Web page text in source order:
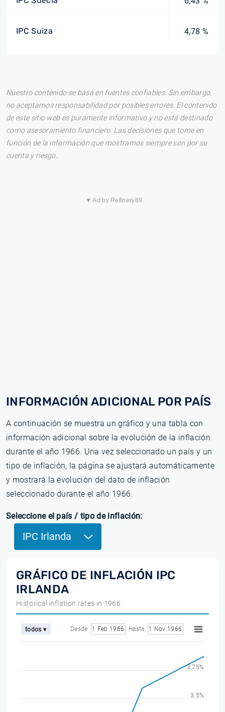
IPC Suiza 4,78 %
Nuestro contenido se basa en fuentes confiables. Sin embargo,
no aceptamos responsabilidad por posibles errores. El contenido
de este sitio web es puramente informativo y no está destinado
como asesoramiento financiero. Las decisiones que tome en
función de la información que mostramos siempre son por su
cuenta y riesgo.
▼ Ad by Refinery89
INFORMACIÓN ADICIONAL POR PAÍS
A continuación se muestra un gráfico y una tabla con
información adicional sobre la evolución de la inflación
durante el año 1966. Una vez seleccionado un país y un
tipo de inflación, la página se ajustará automáticamente
y mostrará la evolución del dato de inflación
seleccionado durante el año 1966.
Seleccione el país / tipo de inflación:
IPC Irlanda
GRÁFICO DE INFLACIÓN IPC
IRLANDA
Historical inflation rates in 1966
todos ▾ Desde 1 Feb 1966 Hasta 1 Nov 1966
3.5%
3.75%